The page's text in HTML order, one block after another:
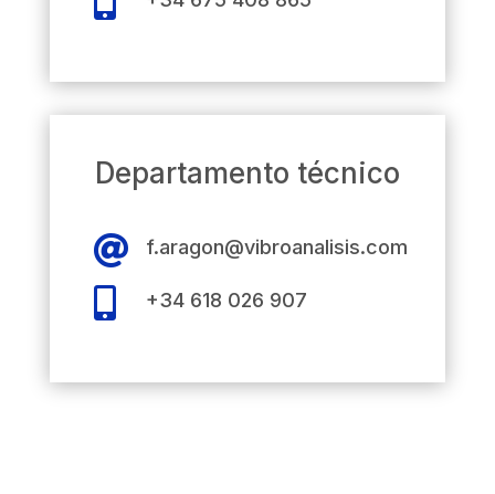
Departamento técnico
 f.aragon@vibroanalisis.com
 +34 618 026 907